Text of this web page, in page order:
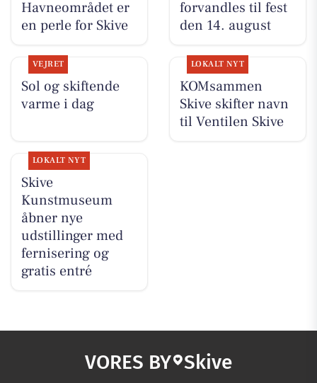
Havneområdet er
en perle for Skive
forvandles til fest
den 14. august
VEJRET
Sol og skiftende
varme i dag
LOKALT NYT
KOMsammen
Skive skifter navn
til Ventilen Skive
LOKALT NYT
Skive
Kunstmuseum
åbner nye
udstillinger med
fernisering og
gratis entré
VORES BY Skive